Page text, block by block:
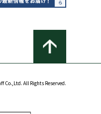
Co.,Ltd. All Rights Reserved.